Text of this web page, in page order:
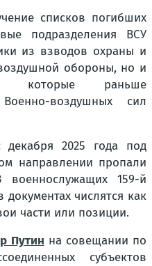
списков погибших
подразделения ВСУ
из взводов охраны и
обороны, но и
которые раньше
воздушных сил
2025 года под
направлении пропали
159-й
числятся как
части или позиции.
Путин на совещании по
субъектов